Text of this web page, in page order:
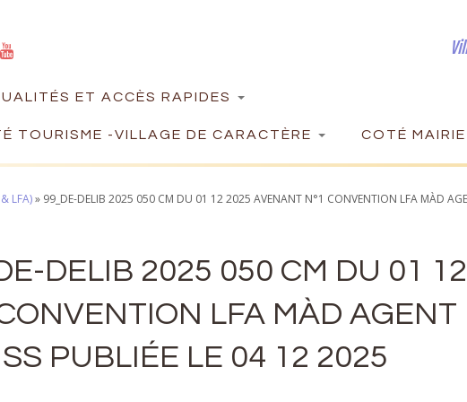
ET ACCÈS RAPIDES
TOURISME -VILLAGE DE CARACTÈRE COTÉ MAIRIE
LFA)» 99_DE-DELIB 2025 050 CM DU 01 12 2025 AVENANT N°1 CONVENTION LFA MÀD
DELIB 2025 050 CM DU 01
LFA MÀD
PUBLIÉE LE 04 12 2025